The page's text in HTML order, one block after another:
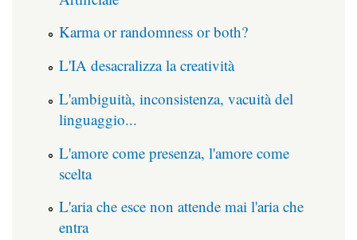
Karma or randomness or both?
L'IA desacralizza la creatività
L'ambiguità, inconsistenza, vacuità del
linguaggio...
L'amore come presenza, l'amore come
scelta
L'aria che esce non attende mai l'aria che
entra